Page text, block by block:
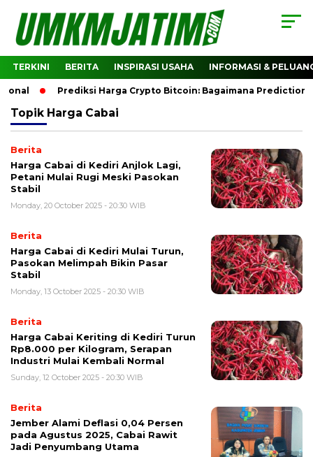
TERKINI BERITA INSPIRASI USAHA INFORMASI &
Prediksi Harga Crypto Bitcoin: Bagaimana Prediction
Topik Harga Cabai
Berita
Harga Cabai di Kediri Anjlok Lagi,
Petani Mulai Rugi Meski Pasokan
Stabil
Monday, 20 October 2025 - 20:30 WIB
Berita
Harga Cabai di Kediri Mulai Turun,
Pasokan Melimpah Bikin Pasar
Stabil
Monday, 13 October 2025 - 20:30 WIB
Berita
Harga Cabai Keriting di Kediri Turun
Rp8.000 per Kilogram, Serapan
Industri Mulai Kembali Normal
Sunday, 12 October 2025 - 20:30 WIB
Berita
Jember Alami Deflasi 0,04 Persen
pada Agustus 2025, Cabai Rawit
Jadi Penyumbang Utama